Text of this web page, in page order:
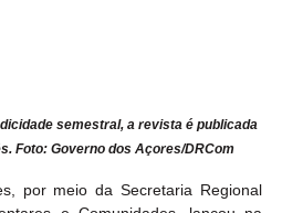
semestral, a revista é publicada
Foto: Governo dos Açores/DRCom
por meio da Secretaria Regional